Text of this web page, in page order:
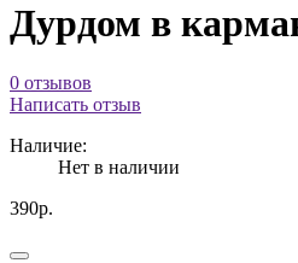
Дурдом в
0 отзывов
Написать отзыв
Наличие:
Нет в наличии
390р.